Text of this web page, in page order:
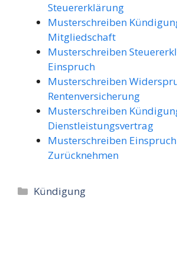
Steuererklärung
Musterschreiben
Mitgliedschaft
Musterschreiben
Einspruch
Musterschreiben
Rentenversicherung
Musterschreiben
Dienstleistungsvertrag
Musterschreiben Einspruch
Zurücknehmen
Kategorien
Kündigung